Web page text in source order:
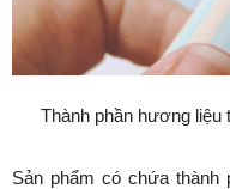
Thành phần hương liệu
Sản phẩm có chứa